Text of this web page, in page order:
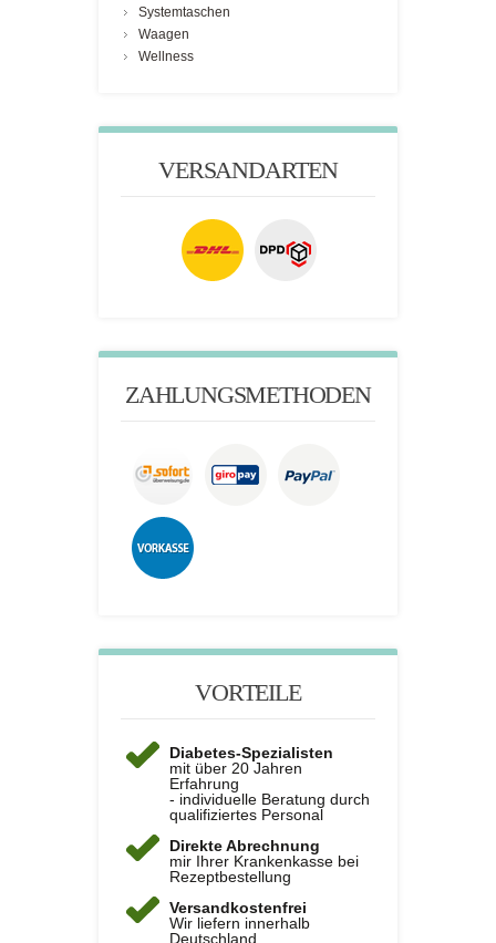
Systemtaschen
Waagen
Wellness
VERSANDARTEN
ZAHLUNGSMETHODEN
VORTEILE
Diabetes-Spezialisten
mit über 20 Jahren
Erfahrung
- individuelle Beratung durch
qualifiziertes Personal
Direkte Abrechnung
mir Ihrer Krankenkasse bei
Rezeptbestellung
Versandkostenfrei
Wir liefern innerhalb
Deutschland